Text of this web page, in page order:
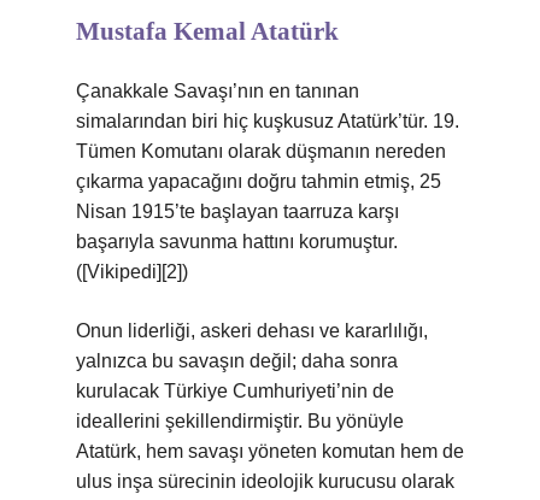
Mustafa Kemal Atatürk
Çanakkale Savaşı’nın en tanınan
simalarından biri hiç kuşkusuz Atatürk’tür. 19.
Tümen Komutanı olarak düşmanın nereden
çıkarma yapacağını doğru tahmin etmiş, 25
Nisan 1915’te başlayan taarruza karşı
başarıyla savunma hattını korumuştur.
([Vikipedi][2])
Onun liderliği, askeri dehası ve kararlılığı,
yalnızca bu savaşın değil; daha sonra
kurulacak Türkiye Cumhuriyeti’nin de
ideallerini şekillendirmiştir. Bu yönüyle
Atatürk, hem savaşı yöneten komutan hem de
ulus inşa sürecinin ideolojik kurucusu olarak